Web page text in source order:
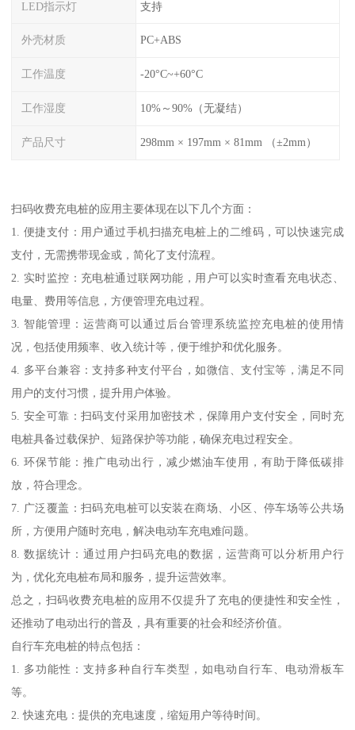
LED指示灯 支持
外壳材质 PC+ABS
工作温度 -20°C~+60°C
工作湿度 10%～90%（无凝结）
产品尺寸 298mm × 197mm × 81mm （±2mm）
扫码收费充电桩的应用主要体现在以下几个方面：
1. 便捷支付：用户通过手机扫描充电桩上的二维码，可以快速完成
支付，无需携带现金或，简化了支付流程。
2. 实时监控：充电桩通过联网功能，用户可以实时查看充电状态、
电量、费用等信息，方便管理充电过程。
3. 智能管理：运营商可以通过后台管理系统监控充电桩的使用情
况，包括使用频率、收入统计等，便于维护和优化服务。
4. 多平台兼容：支持多种支付平台，如微信、支付宝等，满足不同
用户的支付习惯，提升用户体验。
5. 安全可靠：扫码支付采用加密技术，保障用户支付安全，同时充
电桩具备过载保护、短路保护等功能，确保充电过程安全。
6. 环保节能：推广电动出行，减少燃油车使用，有助于降低碳排
放，符合理念。
7. 广泛覆盖：扫码充电桩可以安装在商场、小区、停车场等公共场
所，方便用户随时充电，解决电动车充电难问题。
8. 数据统计：通过用户扫码充电的数据，运营商可以分析用户行
为，优化充电桩布局和服务，提升运营效率。
总之，扫码收费充电桩的应用不仅提升了充电的便捷性和安全性，
还推动了电动出行的普及，具有重要的社会和经济价值。
自行车充电桩的特点包括：
1. 多功能性：支持多种自行车类型，如电动自行车、电动滑板车
等。
2. 快速充电：提供的充电速度，缩短用户等待时间。